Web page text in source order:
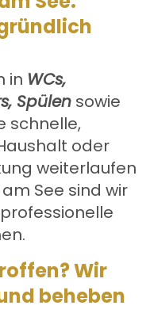
in WCs,
Spülen sowie
schnelle,
oder
weiterlaufen
See sind wir
Wir
beheben